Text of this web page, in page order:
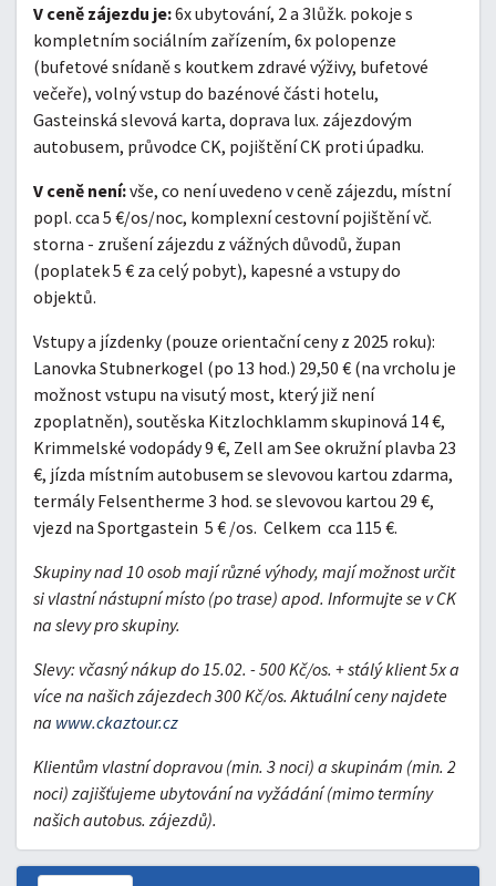
V ceně zájezdu je:6x ubytování, 2 a 3lůžk. pokoje s
kompletním sociálním zařízením, 6x polopenze
(bufetové snídaně s koutkem zdravé výživy, bufetové
večeře), volný vstup do bazénové části hotelu,
Gasteinská slevová karta, doprava lux. zájezdovým
autobusem, průvodce CK, pojištění CK proti úpadku.
V ceně není:vše, co není uvedeno v ceně zájezdu, místní
popl. cca 5 €/os/noc, komplexní cestovní pojištění vč.
storna - zrušení zájezdu z vážných důvodů, župan
(poplatek 5 € za celý pobyt), kapesné a vstupy do
objektů.
Vstupy a jízdenky (pouze orientační ceny z 2025 roku):
Lanovka Stubnerkogel (po 13 hod.) 29,50 € (na vrcholu je
možnost vstupu na visutý most, který již není
zpoplatněn), soutěska Kitzlochklamm skupinová 14 €,
Krimmelské vodopády 9 €, Zell am See okružní plavba 23
€, jízda místním autobusem se slevovou kartou zdarma,
termály Felsentherme 3 hod. se slevovou kartou 29 €,
vjezd na Sportgastein 5 € /os. Celkem cca 115 €.
Skupiny nad 10 osob mají různé výhody, mají možnost určit
si vlastní nástupní místo (po trase) apod. Informujte se v CK
na slevy pro skupiny.
Slevy: včasný nákup do 15.02. - 500 Kč/os. + stálý klient 5x a
více na našich zájezdech 300 Kč/os. Aktuální ceny najdete
na www.ckaztour.cz
Klientům vlastní dopravou (min. 3 noci) a skupinám (min. 2
noci) zajišťujeme ubytování na vyžádání (mimo termíny
našich autobus. zájezdů).